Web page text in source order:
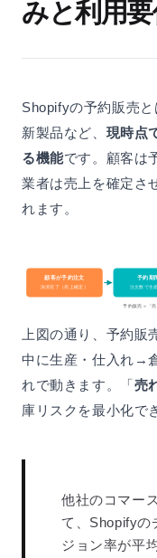
みと利用
Shopifyの予約販売
新製品など、 現時点
る機能です。顧客は
業者は売上を確定さ
れます。
顧客が予約注文
決済完了（売上確定）
予約期
注文数で生
予約販売＝「
上図の通り、予約
中に生産・仕入れ→
れで動きます。「売
庫リスクを最小化で
他社のコマー
て、Shopifyの
ジョン率が平